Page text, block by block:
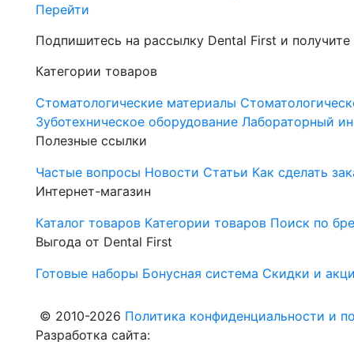
Перейти
Подпишитесь на рассылку Dental First и
Категории товаров
Стоматологические материалы
Зуботехническое оборудование Лабораторный
Полезные ссылки
Частые вопросы Новости Статьи Как сделать
Интернет-магазин
Каталог товаров Категории товаров Поиск по
Выгода от Dental First
Готовые наборы Бонусная система Скидки и
© 2010-2026 Политика конфиденциальности и
Разработка сайта: